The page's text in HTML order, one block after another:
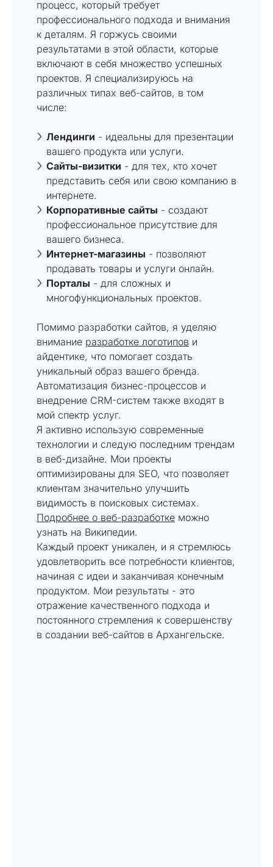
процесс, который требует
профессионального подхода и внимания
к деталям. Я горжусь своими
результатами в этой области, которые
включают в себя множество успешных
проектов. Я специализируюсь на
различных типах веб-сайтов, в том
числе:
Лендинги - идеальны для презентации
вашего продукта или услуги.
Сайты-визитки - для тех, кто хочет
представить себя или свою компанию в
интернете.
Корпоративные сайты - создают
профессиональное присутствие для
вашего бизнеса.
Интернет-магазины - позволяют
продавать товары и услуги онлайн.
Порталы - для сложных и
многофункциональных проектов.
Помимо разработки сайтов, я уделяю
внимание разработке логотипов и
айдентике, что помогает создать
уникальный образ вашего бренда.
Автоматизация бизнес-процессов и
внедрение CRM-систем также входят в
мой спектр услуг.
Я активно использую современные
технологии и следую последним трендам
в веб-дизайне. Мои проекты
оптимизированы для SEO, что позволяет
клиентам значительно улучшить
видимость в поисковых системах.
Подробнее о веб-разработке можно
узнать на Википедии.
Каждый проект уникален, и я стремлюсь
удовлетворить все потребности клиентов,
начиная с идеи и заканчивая конечным
продуктом. Мои результаты - это
отражение качественного подхода и
постоянного стремления к совершенству
в создании веб-сайтов в Архангельске.